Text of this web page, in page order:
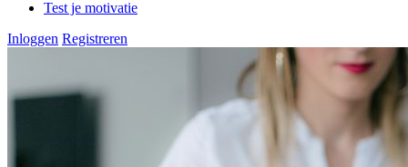
Test je motivatie
Inloggen Registreren